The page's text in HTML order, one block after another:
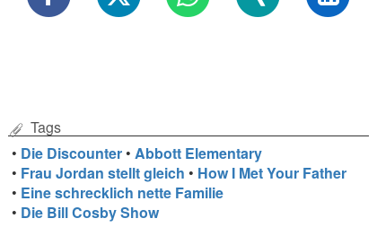
Tags
• Die Discounter •Abbott Elementary
• Frau Jordan stellt gleich • How I Met Your Father
• Eine schrecklich nette Familie
• Die Bill Cosby Show